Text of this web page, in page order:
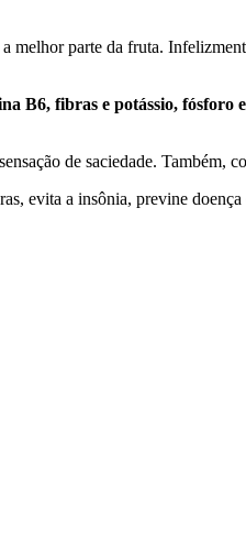
melhor parte da fruta.
B6, fibras e potássio, fósforo
de saciedade. Também,
evita a insônia, previne